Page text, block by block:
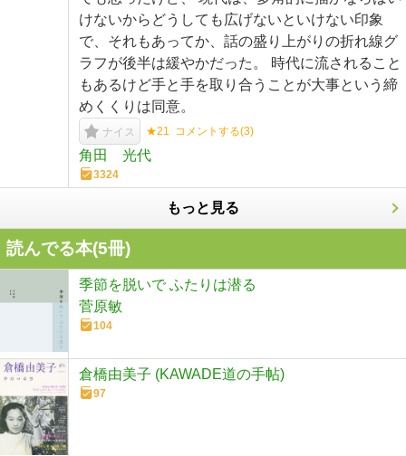
けないからどうしても広げないといけない印象
で、それもあってか、話の盛り上がりの折れ線グ
ラフが後半は緩やかだった。 時代に流されること
もあるけど手と手を取り合うことが大事という締
めくくりは同意。
ナイス ★21 コメントする(3)
角田 光代
3324
もっと見る
読んでる本(5冊)
季節を脱いで ふたりは潜る
菅原敏
104
倉橋由美子 (KAWADE道の手帖)
97